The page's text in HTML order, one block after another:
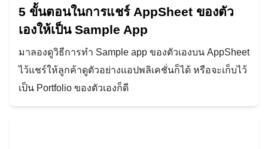
5 ขั้นตอนในการแชร์ AppSheet ของตัว
เองให้เป็น Sample App
มาลองดูวิธีการทำ Sample app ของตัวเองบน AppSheet
ไว้แชร์ให้ลูกค้าดูตัวอย่างแอปพลิเคชั่นก็ได้ หรือจะเก็บไว้
เป็น Portfolio ของตัวเองก็ดี